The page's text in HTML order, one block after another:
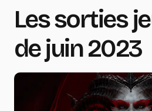
Les sorties
de juin 2023